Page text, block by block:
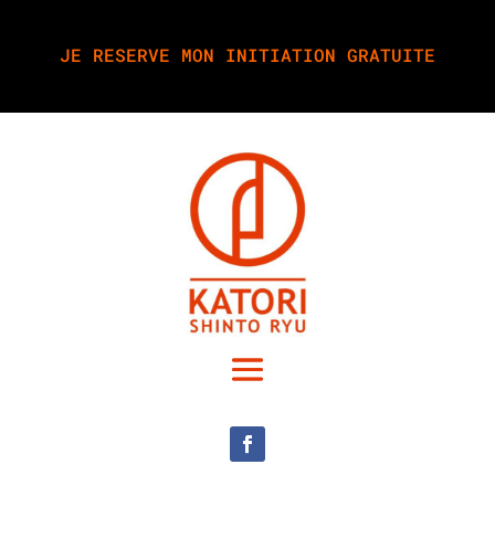
JE RESERVE MON INITIATION GRATUITE